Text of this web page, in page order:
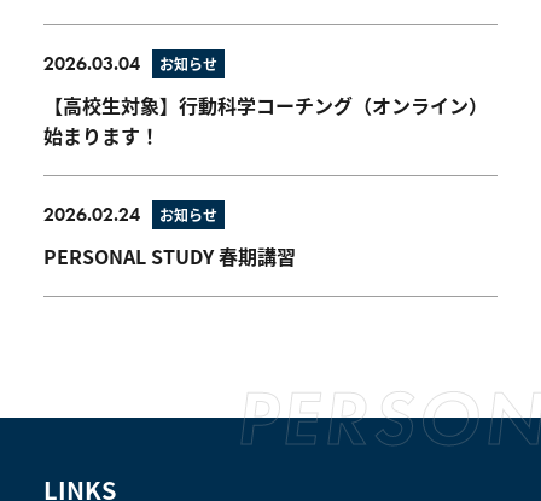
2026.03.04 お知らせ
【高校生対象】行動科学コーチング（オンライン）
始まります！
2026.02.24 お知らせ
PERSONAL STUDY 春期講習
LINKS